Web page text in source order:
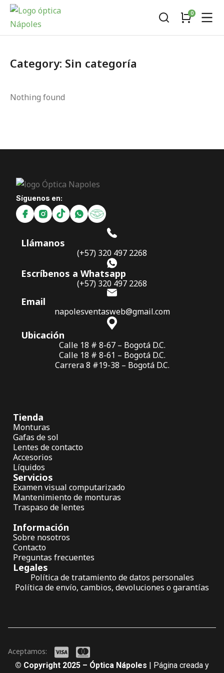
Category: Sin categoría
Nothing found
Síguenos en:
Llámanos
(+57) 320 497 2268
Escríbenos a Whatsapp
(+57) 320 497 2268
Email
napolesventasweb@gmail.com
Ubicación
Calle 18 # 8-67 – Bogotá D.C.
Calle 18 # 8-61 – Bogotá D.C.
Carrera 8 #19-38 – Bogotá D.C.
Tienda
Monturas
Gafas de sol
Lentes de contacto
Accesorios
Líquidos
Servicios
Examen visual computarizado
Mantenimiento de monturas
Traspaso de lentes
Información
Sobre nosotros
Contacto
Preguntas frecuentes
Legales
Política de tratamiento de datos personales
Política de envío, cambios, devoluciones o garantías
© Copyright 2025 – Óptica Nápoles | Página creada y
Aceptamos: